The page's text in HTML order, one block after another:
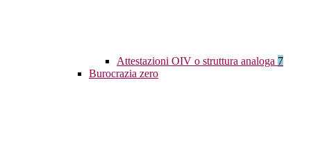
Attestazioni OIV o struttura analoga 7
Burocrazia zero